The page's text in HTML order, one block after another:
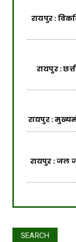
रायपुर :
​रायपुर :
रायपुर :
रायपुर : जल
SEARCH